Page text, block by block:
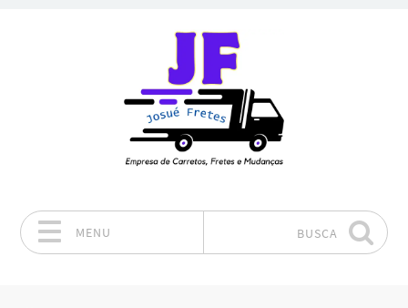
MENU BUSCA